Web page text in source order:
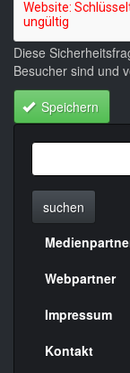
Diese
Besucher sind und
Speichern
suchen
rechte
Seite
Webpartner
Impressum
Kontakt